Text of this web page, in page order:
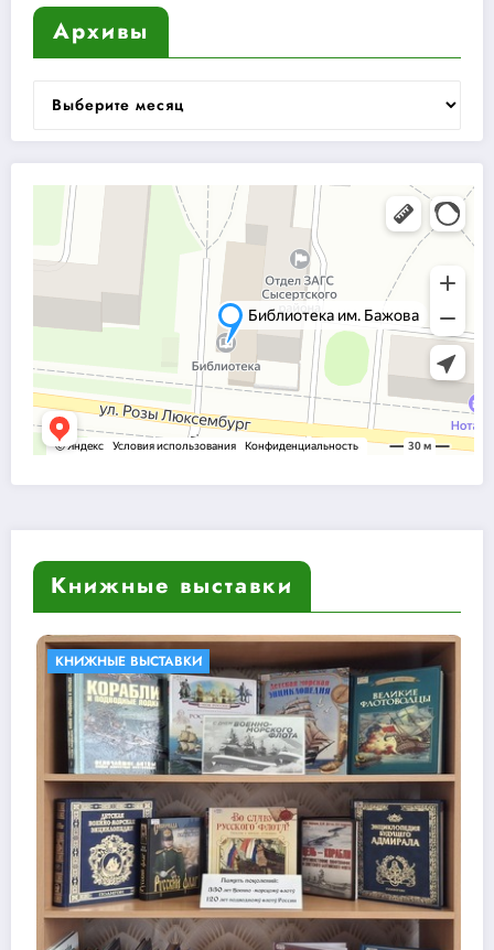
Архивы
Архивы
Книжные выставки
БИБЛИОТЕКИ В КНИГАХ